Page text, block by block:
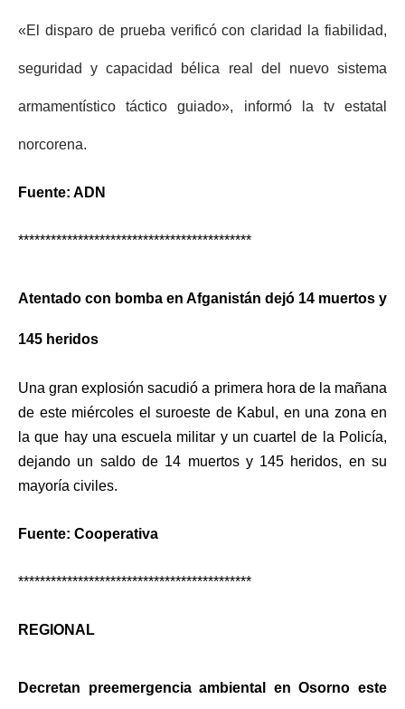
«El disparo de prueba verificó con claridad la fiabilidad,
seguridad y capacidad bélica real del nuevo sistema
armamentístico táctico guiado», informó la tv estatal
norcorena.
Fuente: ADN
*******************************************
Atentado con bomba en Afganistán dejó 14 muertos y
145 heridos
Una gran explosión sacudió a primera hora de la mañana
de este miércoles el suroeste de Kabul, en una zona en
la que hay una escuela militar y un cuartel de la Policía,
dejando un saldo de 14 muertos y 145 heridos, en su
mayoría civiles.
Fuente: Cooperativa
*******************************************
REGIONAL
Decretan preemergencia ambiental en Osorno este